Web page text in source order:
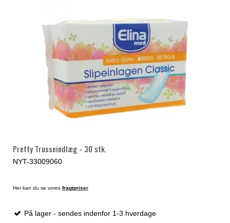
Pretty Trusseindlæg - 30 stk.
NYT-33009060
Her kan du se vores fragtpriser
På lager - sendes indenfor 1-3 hverdage